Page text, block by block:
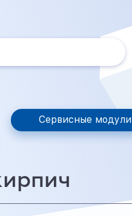
Сервисные модули